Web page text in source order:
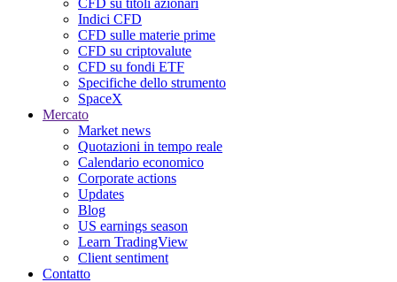
Indici CFD
CFD sulle materie prime
CFD su criptovalute
CFD su fondi ETF
Specifiche dello strumento
SpaceX
Mercato
Market news
Quotazioni in tempo reale
Calendario economico
Corporate actions
Updates
Blog
US earnings season
Learn TradingView
Client sentiment
Contatto